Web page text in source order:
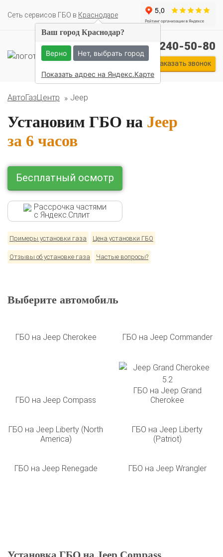
Cеть сервисов ГБО в Краснодаре
Комплекты ГБО на иномарки:
Lexus Mazda Mercedes Mitsubishi
Renault Skoda Toyota Volkswagen
+7 (861) 240-50-80
Заказать звонок
АвтоГазЦентр Jeep
Установим ГБО на Jeep
за 6 часов
Бесплатный осмотр
Рассрочка частями
с Яндекс.Сплит
Примеры установки газа Цена установки ГБО
Отзывы об установке газа Частые вопросы?
Выберите автомобиль
ГБО на Jeep Cherokee ГБО на Jeep Commander
ГБО на Jeep Compass
ГБО на Jeep Grand
Cherokee
ГБО на Jeep Liberty (North
America)
ГБО на Jeep Liberty
(Patriot)
ГБО на Jeep Renegade ГБО на Jeep Wrangler
Установка ГБО на Jeep Compass
Ваш город Краснодар?
Верно Нет, выбрать город
Показать адрес на Яндекс.Карте